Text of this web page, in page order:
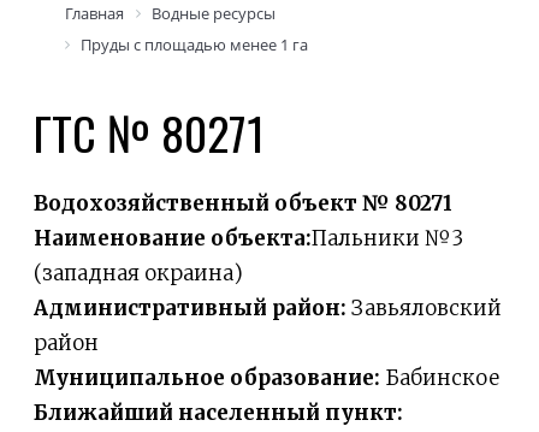
Главная
Водные ресурсы
Пруды с площадью менее 1 га
ГТС № 80271
Водохозяйственный объект № 80271
Наименование объекта:Пальники №3
(западная окраина)
Административный район: Завьяловский
район
Муниципальное образование: Бабинское
Ближайший населенный пункт: